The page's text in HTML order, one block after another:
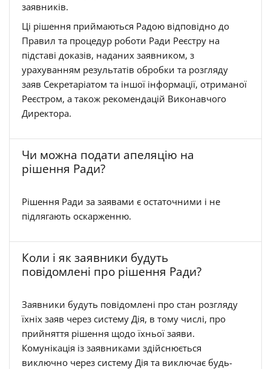
заявників.
Ці рішення приймаються Радою відповідно до
Правил та процедур роботи Ради Реєстру на
підставі доказів, наданих заявником, з
урахуванням результатів обробки та розгляду
заяв Секретаріатом та іншої інформації, отриманої
Реєстром, а також рекомендацій Виконавчого
Директора.
Чи можна подати апеляцію на
рішення Ради?
Рішення Ради за заявами є остаточними і не
підлягають оскарженню.
Коли і як заявники будуть
повідомлені про рішення Ради?
Заявники будуть повідомлені про стан розгляду
їхніх заяв через систему Дія, в тому числі, про
прийняття рішення щодо їхньої заяви.
Комунікація із заявниками здійснюється
виключно через систему Дія та виключає будь-